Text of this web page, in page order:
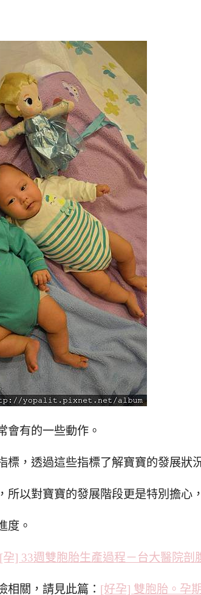
會有的一些動作。
標，透過這些指標了解寶寶的發展狀
所以對寶寶的發展階段更是特別擔心，
度。
[孕] 33週雙胞胎生產過程－台大醫院剖
相關，請見此篇： [好孕] 雙胞胎。孕